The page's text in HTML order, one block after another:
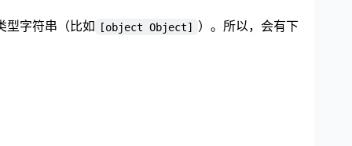
型字符串（比如 [object Object] ）。所以，会有下